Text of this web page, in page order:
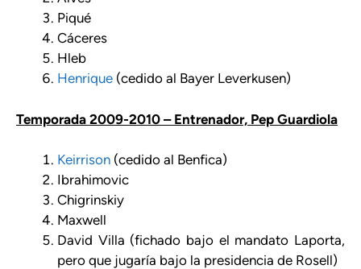
Piqué
Cáceres
Hleb
Henrique (cedido al Bayer Leverkusen)
Temporada 2009-2010 – Entrenador, Pep Guardiola
Keirrison (cedido al Benfica)
Ibrahimovic
Chigrinskiy
Maxwell
David Villa (fichado bajo el mandato Laporta,
pero que jugaría bajo la presidencia de Rosell)